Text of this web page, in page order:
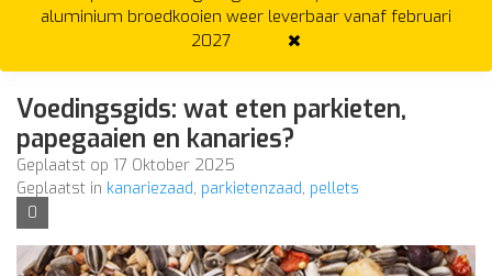
aluminium broedkooien weer leverbaar vanaf februari
2027
Voedingsgids: wat eten parkieten,
papegaaien en kanaries?
Geplaatst op 17 Oktober 2025
Geplaatst in kanariezaad, parkietenzaad, pellets
0